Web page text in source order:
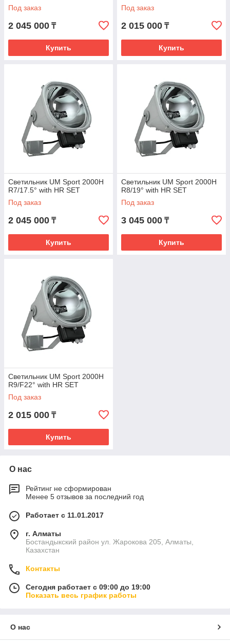
Под заказ
2 045 000 ₸
Купить
Под заказ
2 015 000 ₸
Купить
Светильник UM Sport 2000H
R7/17.5° with HR SET
Под заказ
2 045 000 ₸
Купить
Светильник UM Sport 2000H
R8/19° with HR SET
Под заказ
3 045 000 ₸
Купить
Светильник UM Sport 2000H
R9/F22° with HR SET
Под заказ
2 015 000 ₸
Купить
О нас
Рейтинг не сформирован
Менее 5 отзывов за последний год
Работает с 11.01.2017
г. Алматы
Бостандыкский район ул. Жарокова 205, Алматы,
Казахстан
Контакты
Сегодня работает с 09:00 до 19:00
Показать весь график работы
О нас